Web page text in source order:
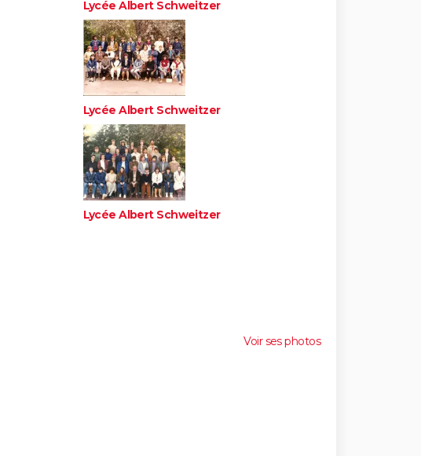
Lycée Albert Schweitzer
Lycée Albert Schweitzer
Lycée Albert Schweitzer
Voir ses photos